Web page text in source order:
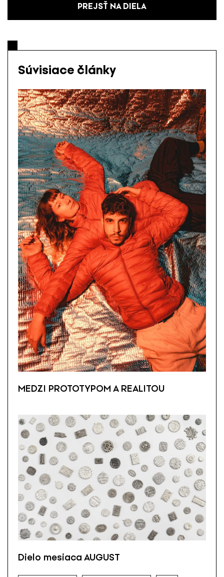
PREJSŤ NA DIELA
Súvisiace články
MEDZI PROTOTYPOM A REALITOU
Dielo mesiaca AUGUST